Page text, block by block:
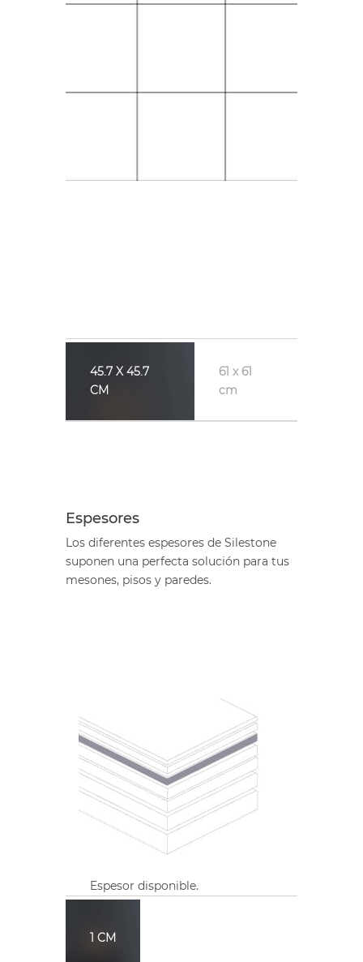
45.7 X 45.7
CM
61 x 61
cm
Espesores
Los diferentes espesores de Silestone
suponen una perfecta solución para tus
mesones, pisos y paredes.
1 CM
Espesor disponible.